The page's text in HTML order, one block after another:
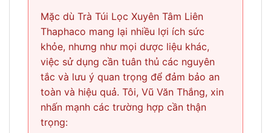
Mặc dù Trà Túi Lọc Xuyên Tâm Liên
Thaphaco mang lại nhiều lợi ích sức
khỏe, nhưng như mọi dược liệu khác,
việc sử dụng cần tuân thủ các nguyên
tắc và lưu ý quan trọng để đảm bảo an
toàn và hiệu quả. Tôi, Vũ Văn Thắng, xin
nhấn mạnh các trường hợp cần thận
trọng: